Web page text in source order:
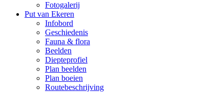
Fotogalerij
Put van Ekeren
Infobord
Geschiedenis
Fauna & flora
Beelden
Diepteprofiel
Plan beelden
Plan boeien
Routebeschrijving